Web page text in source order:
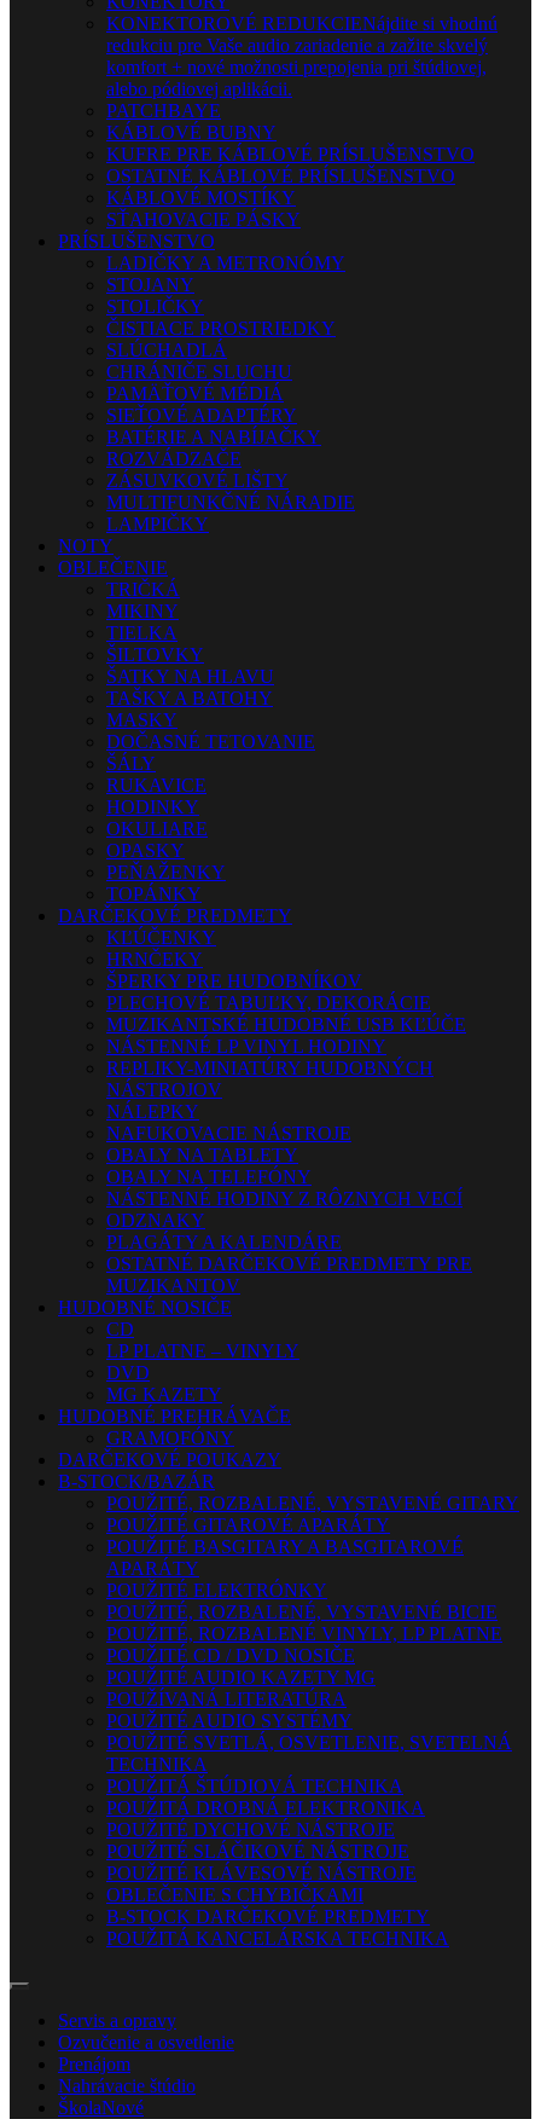
KONEKTOROVÉ REDUKCIENájdite si vhodnú
redukciu pre Vaše audio zariadenie a zažite skvelý
komfort + nové možnosti prepojenia pri štúdiovej,
alebo pódiovej aplikácii.
PATCHBAYE
KÁBLOVÉ BUBNY
KUFRE PRE KÁBLOVÉ PRÍSLUŠENSTVO
OSTATNÉ KÁBLOVÉ PRÍSLUŠENSTVO
KÁBLOVÉ MOSTÍKY
SŤAHOVACIE PÁSKY
PRÍSLUŠENSTVO
LADIČKY A METRONÓMY
STOJANY
STOLIČKY
ČISTIACE PROSTRIEDKY
SLÚCHADLÁ
CHRÁNIČE SLUCHU
PAMÄŤOVÉ MÉDIÁ
SIEŤOVÉ ADAPTÉRY
BATÉRIE A NABÍJAČKY
ROZVÁDZAČE
ZÁSUVKOVÉ LIŠTY
MULTIFUNKČNÉ NÁRADIE
LAMPIČKY
NOTY
OBLEČENIE
TRIČKÁ
MIKINY
TIELKA
ŠILTOVKY
ŠATKY NA HLAVU
TAŠKY A BATOHY
MASKY
DOČASNÉ TETOVANIE
ŠÁLY
RUKAVICE
HODINKY
OKULIARE
OPASKY
PEŇAŽENKY
TOPÁNKY
DARČEKOVÉ PREDMETY
KĽÚČENKY
HRNČEKY
ŠPERKY PRE HUDOBNÍKOV
PLECHOVÉ TABUĽKY, DEKORÁCIE
MUZIKANTSKÉ HUDOBNÉ USB KĽÚČE
NÁSTENNÉ LP VINYL HODINY
REPLIKY-MINIATÚRY HUDOBNÝCH
NÁSTROJOV
NÁLEPKY
NAFUKOVACIE NÁSTROJE
OBALY NA TABLETY
OBALY NA TELEFÓNY
NÁSTENNÉ HODINY Z RÔZNYCH VECÍ
ODZNAKY
PLAGÁTY A KALENDÁRE
OSTATNÉ DARČEKOVÉ PREDMETY PRE
MUZIKANTOV
HUDOBNÉ NOSIČE
CD
LP PLATNE – VINYLY
DVD
MG KAZETY
HUDOBNÉ PREHRÁVAČE
GRAMOFÓNY
DARČEKOVÉ POUKAZY
B-STOCK/BAZÁR
POUŽITÉ, ROZBALENÉ, VYSTAVENÉ GITARY
POUŽITÉ GITAROVÉ APARÁTY
POUŽITÉ BASGITARY A BASGITAROVÉ
APARÁTY
POUŽITÉ ELEKTRÓNKY
POUŽITÉ, ROZBALENÉ, VYSTAVENÉ BICIE
POUŽITÉ, ROZBALENÉ VINYLY, LP PLATNE
POUŽITÉ CD / DVD NOSIČE
POUŽITÉ AUDIO KAZETY MG
POUŽÍVANÁ LITERATÚRA
POUŽITÉ AUDIO SYSTÉMY
POUŽITÉ SVETLÁ, OSVETLENIE, SVETELNÁ
TECHNIKA
POUŽITÁ ŠTÚDIOVÁ TECHNIKA
POUŽITÁ DROBNÁ ELEKTRONIKA
POUŽITÉ DYCHOVÉ NÁSTROJE
POUŽITÉ SLÁČIKOVÉ NÁSTROJE
POUŽITÉ KLÁVESOVÉ NÁSTROJE
OBLEČENIE S CHYBIČKAMI
B-STOCK DARČEKOVÉ PREDMETY
POUŽITÁ KANCELÁRSKA TECHNIKA
Servis a opravy
Ozvučenie a osvetlenie
Prenájom
Nahrávacie štúdio
ŠkolaNové